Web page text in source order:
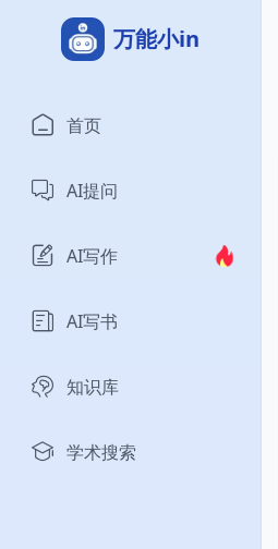
万能小in
首页
AI提问
AI写作
AI写书
知识库
学术搜索